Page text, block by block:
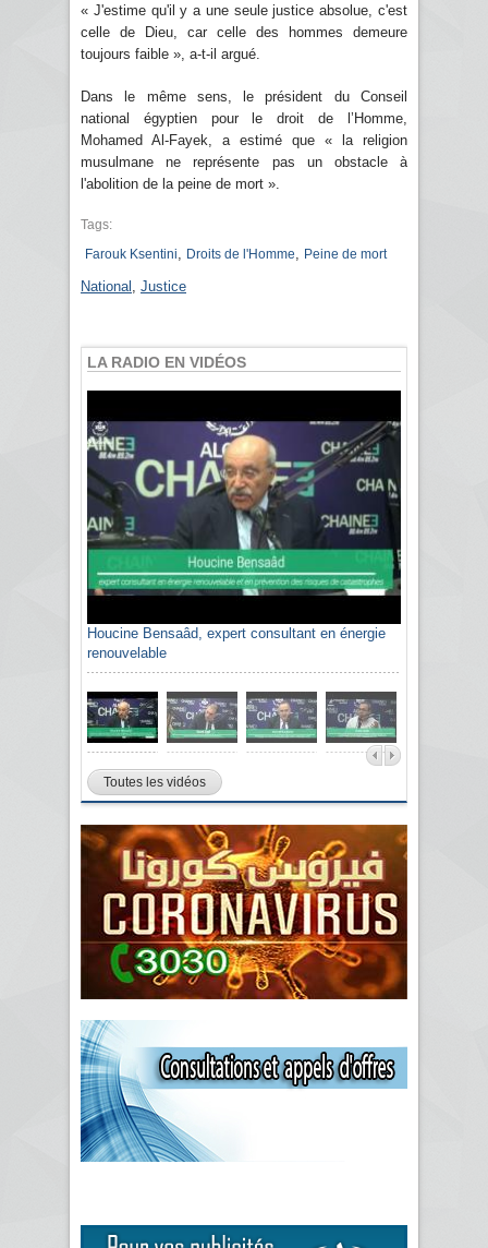
« J'estime qu'il y a une seule justice absolue, c'est
celle de Dieu, car celle des hommes demeure
toujours faible », a-t-il argué.
Dans le même sens, le président du Conseil
national égyptien pour le droit de l’Homme,
Mohamed Al-Fayek, a estimé que « la religion
musulmane ne représente pas un obstacle à
l'abolition de la peine de mort ».
Tags:
Farouk Ksentini
Droits de l'Homme Peine de mort
National Justice
LA RADIO EN VIDÉOS
Houcine Bensaâd, expert consultant en énergie
renouvelable
Toutes les vidéos